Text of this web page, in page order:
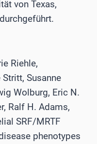
von Texas,
Riehle,
Susanne
Wolburg, Eric N.
Ralf H. Adams,
SRF/MRTF
phenotypes